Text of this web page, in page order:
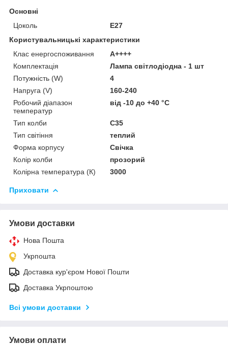
Основні
Цоколь
E27
Користувальницькі характеристики
Клас енергоспоживання
А++++
Комплектація
Лампа світлодіодна - 1 шт
Потужність (W)
4
Напруга (V)
160-240
Робочий діапазон
температур
від -10 до +40 °C
Тип колби
C35
Тип світіння
теплий
Форма корпусу
Свічка
Колір колби
прозорий
Колірна температура (К)
3000
Приховати
Умови доставки
Нова Пошта
Укрпошта
Доставка кур'єром Нової Пошти
Доставка Укрпоштою
Всі умови доставки
Умови оплати